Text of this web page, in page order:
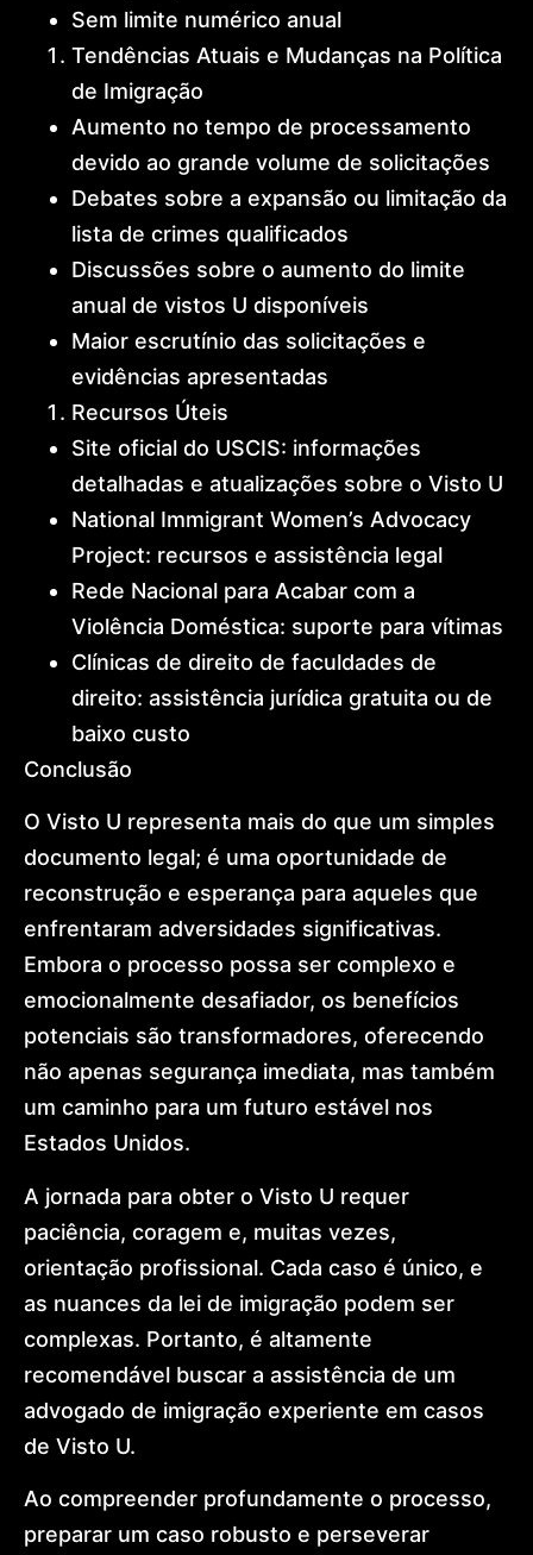
Sem limite numérico anual
Tendências Atuais e Mudanças na Política
de Imigração
Aumento no tempo de processamento
devido ao grande volume de solicitações
Debates sobre a expansão ou limitação da
lista de crimes qualificados
Discussões sobre o aumento do limite
anual de vistos U disponíveis
Maior escrutínio das solicitações e
evidências apresentadas
Recursos Úteis
Site oficial do USCIS: informações
detalhadas e atualizações sobre o Visto U
National Immigrant Women’s Advocacy
Project: recursos e assistência legal
Rede Nacional para Acabar com a
Violência Doméstica: suporte para vítimas
Clínicas de direito de faculdades de
direito: assistência jurídica gratuita ou de
baixo custo
Conclusão
O Visto U representa mais do que um simples
documento legal; é uma oportunidade de
reconstrução e esperança para aqueles que
enfrentaram adversidades significativas.
Embora o processo possa ser complexo e
emocionalmente desafiador, os benefícios
potenciais são transformadores, oferecendo
não apenas segurança imediata, mas também
um caminho para um futuro estável nos
Estados Unidos.
A jornada para obter o Visto U requer
paciência, coragem e, muitas vezes,
orientação profissional. Cada caso é único, e
as nuances da lei de imigração podem ser
complexas. Portanto, é altamente
recomendável buscar a assistência de um
advogado de imigração experiente em casos
de Visto U.
Ao compreender profundamente o processo,
preparar um caso robusto e perseverar